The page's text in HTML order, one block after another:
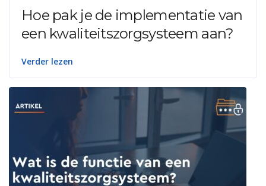
Hoe pak je de implementatie van
een kwaliteitszorgsysteem aan?
Verder lezen